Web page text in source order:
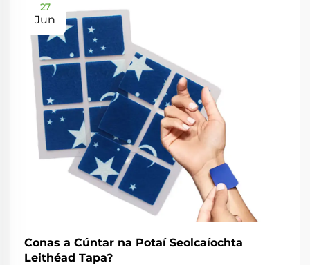
27
Jun
Conas a Cúntar na Potaí Seolcaíochta
Leithéad Tapa?